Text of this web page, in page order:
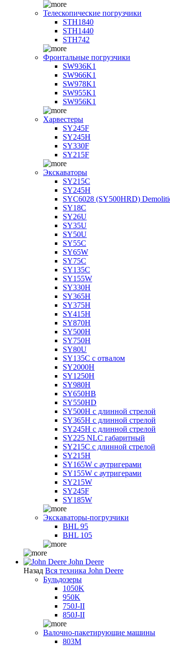
Телескопические погрузчики
STH1840
STH1440
STH742
Фронтальные погрузчики
SW936K1
SW966K1
SW978K1
SW955K1
SW956K1
Харвестеры
SY245F
SY245H
SY330F
SY215F
Экскаваторы
SY215C
SY245H
SYC6028 (SY500HRD)
SY18C
SY26U
SY35U
SY50U
SY55C
SY65W
SY75C
SY135C
SY155W
SY330H
SY365H
SY375H
SY415H
SY870H
SY500H
SY750H
SY80U
SY135C с отвалом
SY2000H
SY1250H
SY980H
SY650HB
SY550HD
SY500H с длинной стрелой
SY365H с длинной стрелой
SY245H с длинной стрелой
SY225 NLC габаритный
SY215C с длинной стрелой
SY215H
SY165W с аутригерами
SY155W с аутригерами
SY215W
SY245F
SY185W
Экскаваторы-погрузчики
BHL 95
BHL 105
John Deere
Назад Вся техника John Deere
Бульдозеры
1050K
950K
750J-II
850J-II
Валочно-пакетирующие машины
803M